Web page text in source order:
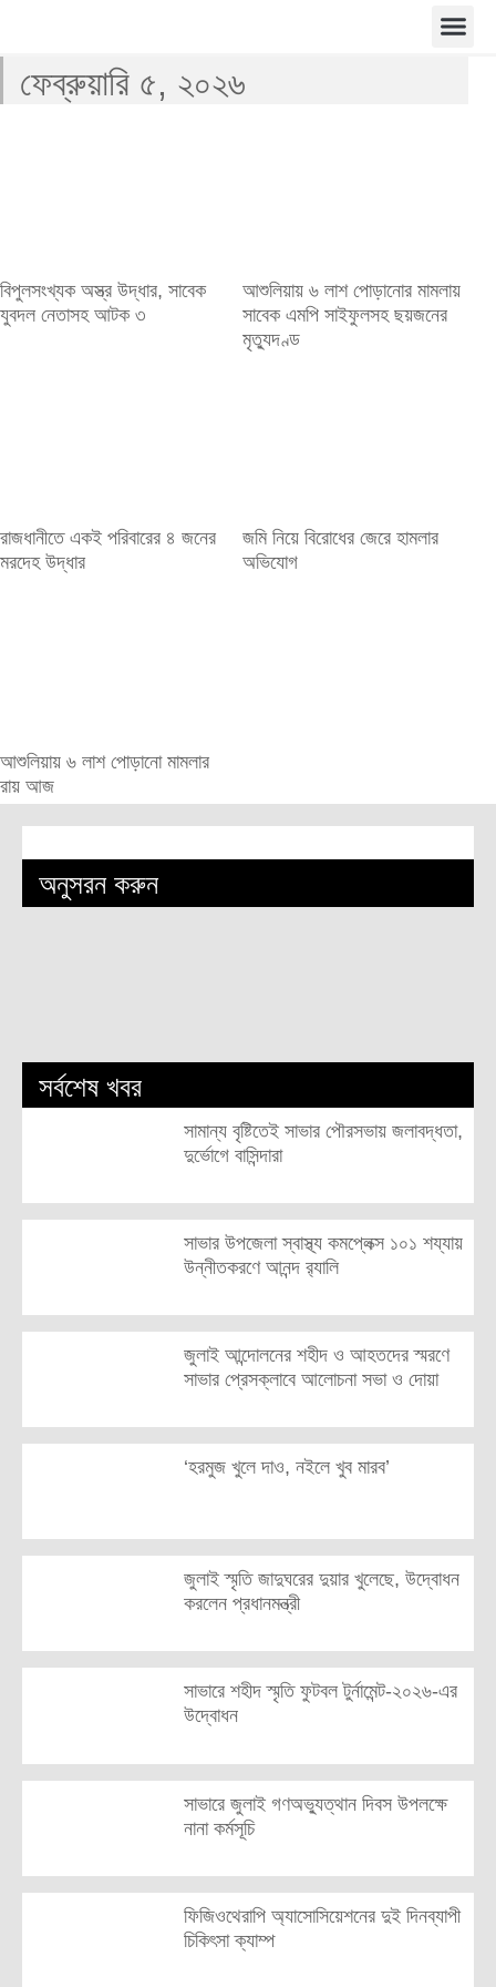
ফেব্রুয়ারি ৫, ২০২৬
বিপুলসংখ্যক অস্ত্র উদ্ধার, সাবেক
যুবদল নেতাসহ আটক ৩
আশুলিয়ায় ৬ লাশ পোড়ানোর মামলায়
সাবেক এমপি সাইফুলসহ ছয়জনের
মৃত্যুদণ্ড
রাজধানীতে একই পরিবারের ৪ জনের
মরদেহ উদ্ধার
জমি নিয়ে বিরোধের জেরে হামলার
অভিযোগ
আশুলিয়ায় ৬ লাশ পোড়ানো মামলার
রায় আজ
অনুসরন করুন
সর্বশেষ খবর
সামান্য বৃষ্টিতেই সাভার পৌরসভায় জলাবদ্ধতা,
দুর্ভোগে বাসিন্দারা
সাভার উপজেলা স্বাস্থ্য কমপ্লেক্স ১০১ শয্যায়
উন্নীতকরণে আনন্দ র‍্যালি
জুলাই আন্দোলনের শহীদ ও আহতদের স্মরণে
সাভার প্রেসক্লাবে আলোচনা সভা ও দোয়া
‘হরমুজ খুলে দাও, নইলে খুব মারব’
জুলাই স্মৃতি জাদুঘরের দুয়ার খুলেছে, উদ্বোধন
করলেন প্রধানমন্ত্রী
সাভারে শহীদ স্মৃতি ফুটবল টুর্নামেন্ট-২০২৬-এর
উদ্বোধন
সাভারে জুলাই গণঅভ্যুত্থান দিবস উপলক্ষে
নানা কর্মসূচি
ফিজিওথেরাপি অ্যাসোসিয়েশনের দুই দিনব্যাপী
চিকিৎসা ক্যাম্প